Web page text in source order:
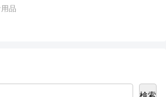
品
検索